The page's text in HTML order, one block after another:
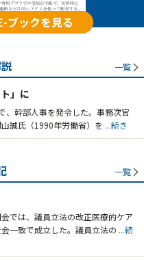
ブックを見る
一覧
」に
、幹部人事を発令した。事務次官
誠氏（1990年労働省）を ...続き
一覧
では、議員立法の改正医療的ケア
一致で成立した。議員立法の ...続